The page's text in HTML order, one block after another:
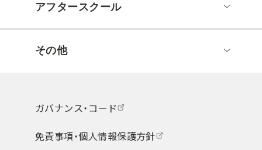
アフタースクール
その他
ガバナンス・コード
免責事項・個人情報保護方針